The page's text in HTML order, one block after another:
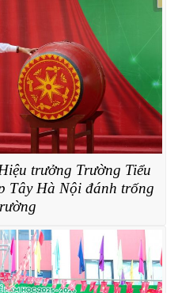
trưởng Trường Tiểu
Tây Hà Nội đánh trống